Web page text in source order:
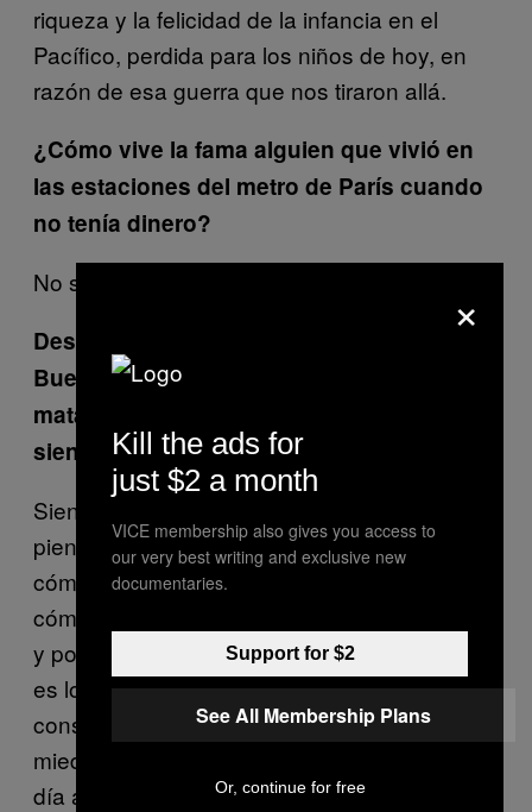
riqueza y la felicidad de la infancia en el
Pacífico, perdida para los niños de hoy, en
razón de esa guerra que nos tiraron allá.
¿Cómo vive la fama alguien que vivió en
las estaciones del metro de París cuando
no tenía dinero?
No sé quién es la fama … No la conozco.
Desde muy joven salió de una
Buenaventura violenta donde reclutaron y
mataron a muchos de sus amigos. ¿Qué
siente al volver a su lugar de origen?
Siento que hay mucho trabajo por hacer,
pienso que no nos interesamos en saber
cómo piensa el hombre del Pacífico, sino en
cómo hacemos para correrlos de su entorno
y poner los puertos que llevan a Asia. Y eso
es lo que trajo la guerra. Creo que la tarea es
construir una nación más bella, menos
miedosa y más serena… Que logremos un
día amar quienes somos, que aceptemos
×
Kill the ads for
just $2 a month
VICE membership also gives you access to
our very best writing and exclusive new
documentaries.
Support for $2
See All Membership Plans
Or, continue for free